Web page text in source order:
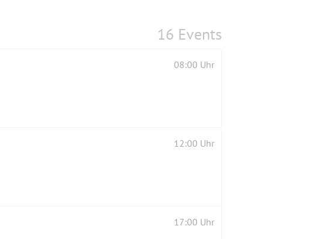
16 Events
08:00 Uhr
12:00 Uhr
17:00 Uhr